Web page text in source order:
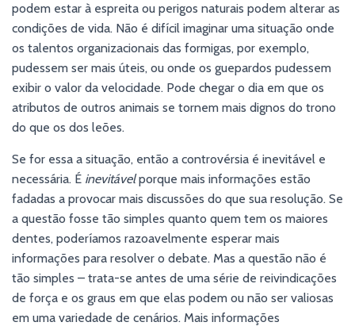
podem estar à espreita ou perigos naturais podem alterar as
condições de vida. Não é difícil imaginar uma situação onde
os talentos organizacionais das formigas, por exemplo,
pudessem ser mais úteis, ou onde os guepardos pudessem
exibir o valor da velocidade. Pode chegar o dia em que os
atributos de outros animais se tornem mais dignos do trono
do que os dos leões.
Se for essa a situação, então a controvérsia é inevitável e
necessária. É inevitávelporque mais informações estão
fadadas a provocar mais discussões do que sua resolução. Se
a questão fosse tão simples quanto quem tem os maiores
dentes, poderíamos razoavelmente esperar mais
informações para resolver o debate. Mas a questão não é
tão simples – trata-se antes de uma série de reivindicações
de força e os graus em que elas podem ou não ser valiosas
em uma variedade de cenários. Mais informações